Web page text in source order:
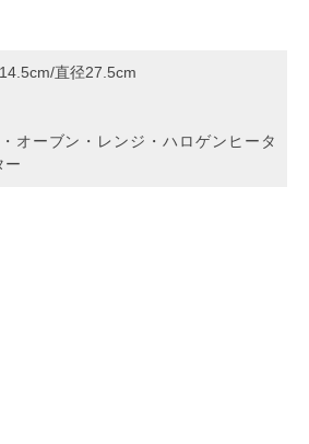
直径27.5cm
オーブン・レンジ・ハロゲンヒータ
ー